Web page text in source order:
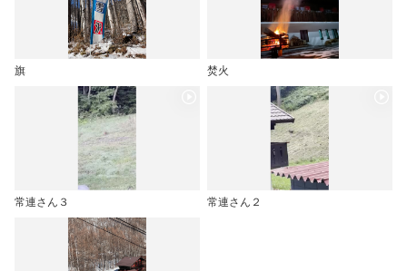
旗 焚火
常連さん３ 常連さん２